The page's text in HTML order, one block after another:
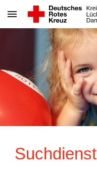
Skip to main content
Suchdienst